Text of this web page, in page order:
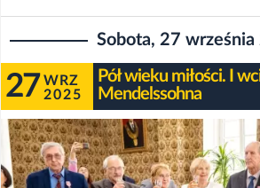
Sobota, 27
27 WRZ
2025
Pół wieku miłości. I
Mendelssohna